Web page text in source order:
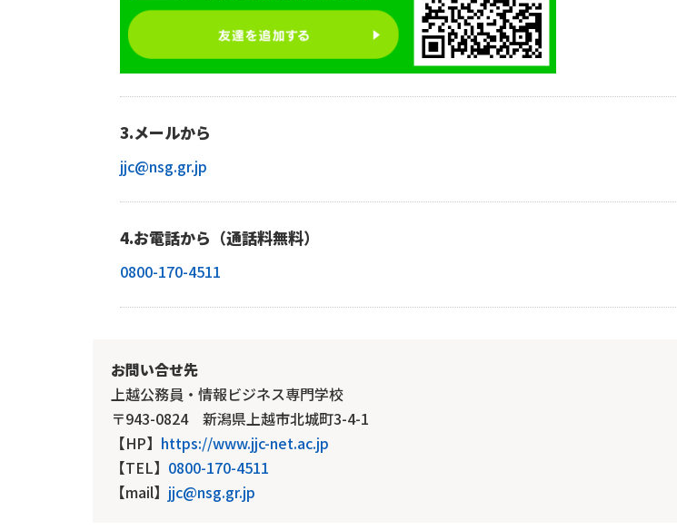
3.メールから
jjc@nsg.gr.jp
4.お電話から（通話料無料）
0800-170-4511
お問い合せ先
上越公務員・情報ビジネス専門学校
〒943-0824 新潟県上越市北城町3-4-1
【HP】 https://www.jjc-net.ac.jp
【TEL】 0800-170-4511
【mail】 jjc@nsg.gr.jp